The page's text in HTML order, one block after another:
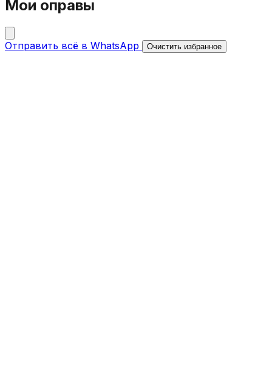
Мои оправы
Отправить всё в WhatsApp Очистить избранное